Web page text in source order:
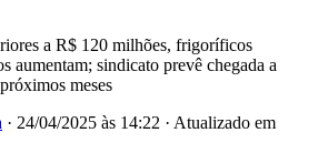
a R$ 120 milhões, frigoríficos
aumentam; sindicato prevê chegada a
meses
· 24/04/2025 às 14:22 · Atualizado em